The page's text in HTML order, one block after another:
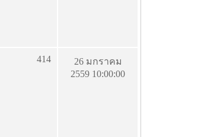
414
26 มกราคม
2559 10:00:00